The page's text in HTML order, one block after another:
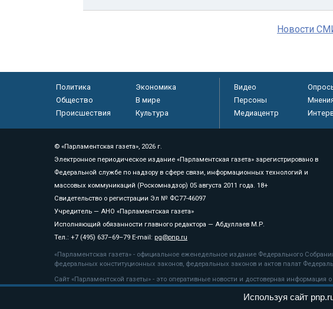
Новости
Политика
Экономика
Общество
В мире
Происшествия
Культура
Видео
Персоны
Медиацентр
© «Парламентская газета», 2026 г.
Электронное периодическое издание «Парламентская газета» зарегистрировано в
Федеральной службе по надзору в сфере связи, информационных технологий и
массовых коммуникаций (Роскомнадзор) 05 августа 2011 года. 18+
Свидетельство о регистрации Эл № ФС77-46097
Учредитель — АНО «Парламентская газета»
Исполняющий обязанности главного редактора — Абдуллаев М.Р.
Тел.: +7 (495) 637–69–79 E-mail: pg@pnp.ru
«Парламентская газета» - официальное еженедельное издание Федерального
федеральных конституционных законов, федеральных законов и актов палат
Сайт «Парламентской газеты» - это оперативные новости и достоверная
«Парламентской газеты» активная ссылка на pnp.ru обязательна.
рекомендательные технологии
Используя сайт